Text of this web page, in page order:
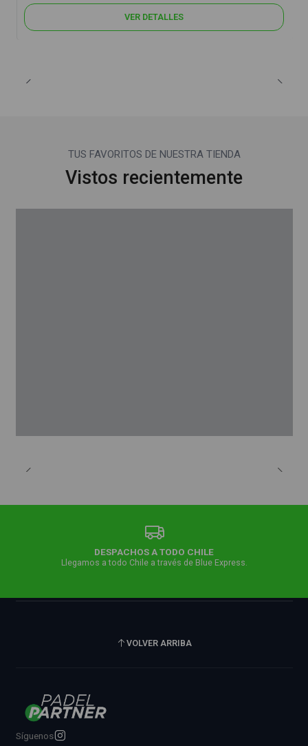
VER DETALLES
TUS FAVORITOS DE NUESTRA TIENDA
Vistos recientemente
DESPACHOS A TODO CHILE
Llegamos a todo Chile a través de Blue Express.
VOLVER ARRIBA
Síguenos